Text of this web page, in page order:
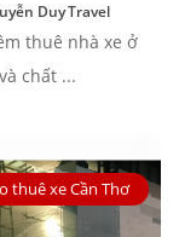
Duy Travel
thuê nhà xe ở
chất ...
thuê xe Cần Thơ